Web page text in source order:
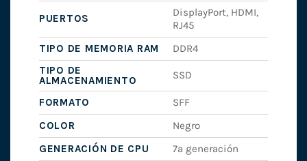
PUERTOS
DisplayPort, HDMI,
RJ45
TIPO DE MEMORIA RAM
DDR4
TIPO DE
ALMACENAMIENTO
SSD
FORMATO
SFF
COLOR
Negro
GENERACIÓN DE CPU
7ª generación